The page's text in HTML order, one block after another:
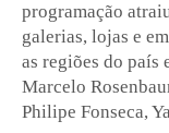
programação
galerias, lojas e
as regiões do país
Marcelo
Philipe Fonseca,